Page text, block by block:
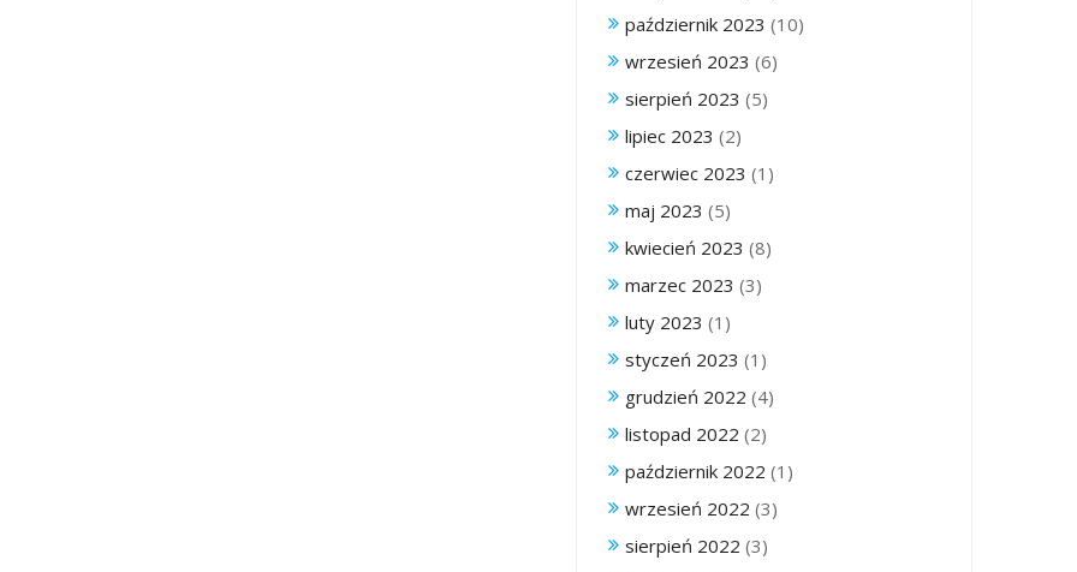
październik 2023 (10)
wrzesień 2023 (6)
sierpień 2023 (5)
lipiec 2023 (2)
czerwiec 2023 (1)
maj 2023 (5)
kwiecień 2023 (8)
marzec 2023 (3)
luty 2023 (1)
styczeń 2023 (1)
grudzień 2022 (4)
listopad 2022 (2)
październik 2022 (1)
wrzesień 2022 (3)
sierpień 2022 (3)